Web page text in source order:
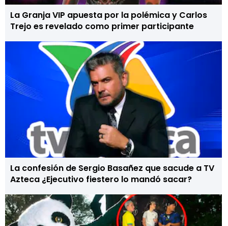
La Granja VIP apuesta por la polémica y Carlos
Trejo es revelado como primer participante
La confesión de Sergio Basañez que sacude a TV
Azteca ¿Ejecutivo fiestero lo mandó sacar?